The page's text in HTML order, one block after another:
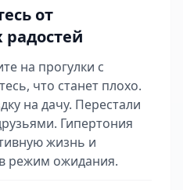
от
на прогулки с
что станет плохо.
на дачу. Перестали
Гипертония
жизнь и
режим ожидания.